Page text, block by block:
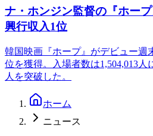
ナ・ホンジン監督の『ホー
興行収入1位
韓国映画『ホープ』がデビュー週
位を獲得。入場者数は1,504,013人
人を突破した。
ホーム
ニュース